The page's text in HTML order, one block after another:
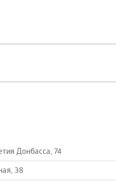
Донбасса, 74
38